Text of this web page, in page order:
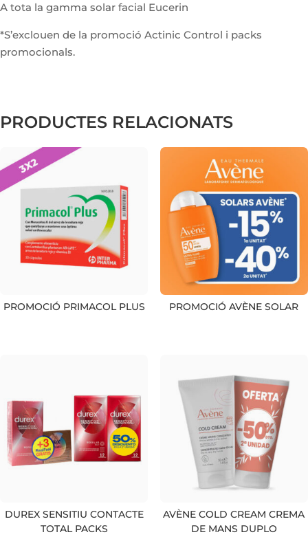
A tota la gamma solar facial Eucerin
*S’exclouen de la promoció Actinic Control i packs
promocionals.
PRODUCTES RELACIONATS
PROMOCIÓ PRIMACOL PLUS PROMOCIÓ AVÈNE SOLAR
DUREX SENSITIU CONTACTE
TOTAL PACKS
AVÈNE COLD CREAM CREMA
DE MANS DUPLO